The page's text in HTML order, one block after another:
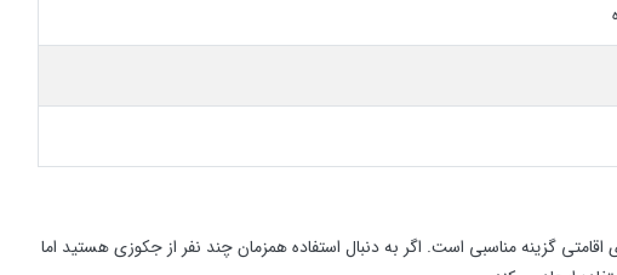
اقامتی گزینه مناسبی است. اگر به دنبال استفاده همزمان چند نفر از جکوزی هستید اما